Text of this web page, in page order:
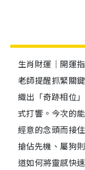
生肖財運｜開運
老師提醒抓緊關
織出「奇跡相位
式打響。今次的
經意的念頭而接
搶佔先機、屬狗
道如何將靈感快